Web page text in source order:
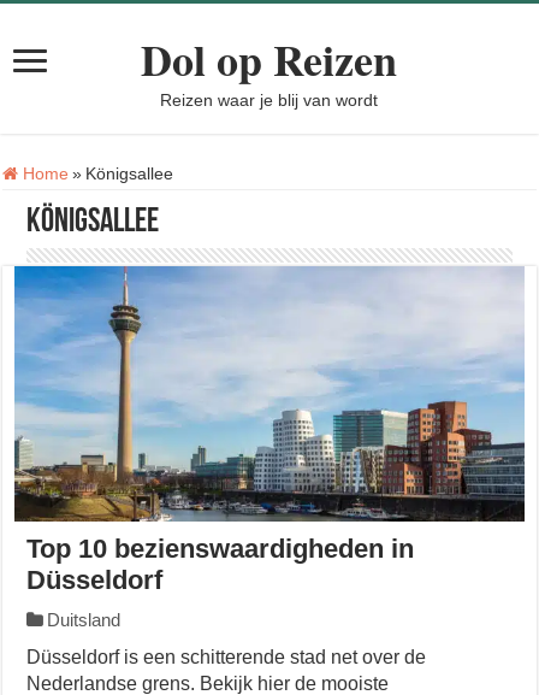
Dol op Reizen
Reizen waar je blij van wordt
Home » Tag:
Königsallee
Königsallee
Top 10 bezienswaardigheden in
Düsseldorf
Duitsland
Düsseldorf is een schitterende stad net over de
Nederlandse grens. Bekijk hier de mooiste